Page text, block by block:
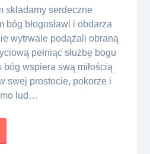
składamy serdeczne
bóg błogosławi i obdarza
wytrwale podążali obraną
pełniąc służbę bogu
wspiera swą miłością
swej prostocie, pokorze i
lud…